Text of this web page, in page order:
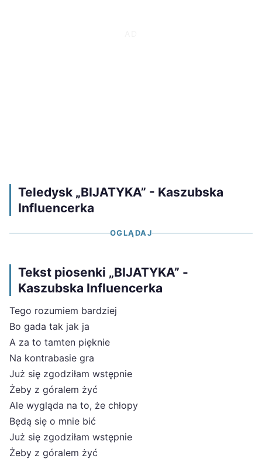
Teledysk „BIJATYKA” - Kaszubska
Influencerka
OGLĄDAJ
Tekst piosenki „BIJATYKA” -
Kaszubska Influencerka
Tego rozumiem bardziej
Bo gada tak jak ja
A za to tamten pięknie
Na kontrabasie gra
Już się zgodziłam wstępnie
Żeby z góralem żyć
Ale wygląda na to, że chłopy
Będą się o mnie bić
Już się zgodziłam wstępnie
Żeby z góralem żyć